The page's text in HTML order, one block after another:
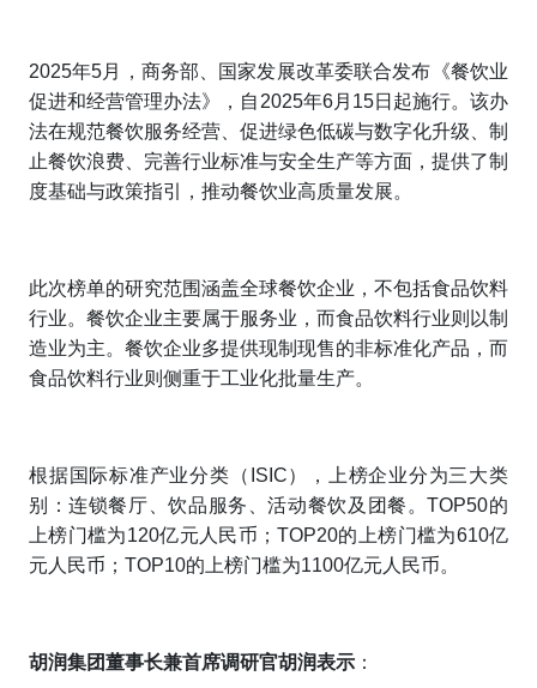
2025年5月，商务部、国家发展改革委联合发布《餐饮业
促进和经营管理办法》，自2025年6月15日起施行。该办
法在规范餐饮服务经营、促进绿色低碳与数字化升级、制
止餐饮浪费、完善行业标准与安全生产等方面，提供了制
度基础与政策指引，推动餐饮业高质量发展。
此次榜单的研究范围涵盖全球餐饮企业，不包括食品饮料
行业。餐饮企业主要属于服务业，而食品饮料行业则以制
造业为主。餐饮企业多提供现制现售的非标准化产品，而
食品饮料行业则侧重于工业化批量生产。
根据国际标准产业分类（ISIC），上榜企业分为三大类
别：连锁餐厅、饮品服务、活动餐饮及团餐。TOP50的
上榜门槛为120亿元人民币；TOP20的上榜门槛为610亿
元人民币；TOP10的上榜门槛为1100亿元人民币。
胡润集团董事长兼首席调研官胡润表示 ：